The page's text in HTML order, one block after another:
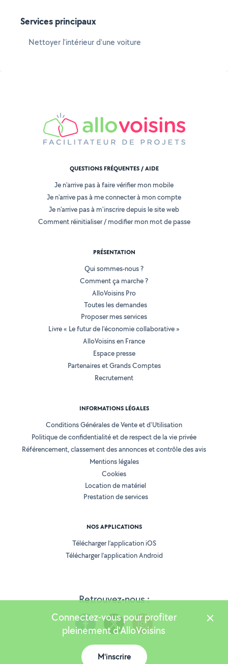
Services principaux
Nettoyer l'intérieur d'une voiture
Retrouvez-nous :
QUESTIONS FRÉQUENTES / AIDE
Je n'arrive pas à faire vérifier mon mobile
Je n'arrive pas à me connecter à mon compte
Je n'arrive pas à m'inscrire depuis le site web
Comment réinitialiser / modifier mon mot de passe
PRÉSENTATION
Qui sommes-nous ?
Comment ça marche ?
AlloVoisins Pro
Toutes les demandes
Proposer mes services
Livre « Le futur de l'économie collaborative »
AlloVoisins en France
Espace presse
Partenaires et Grands Comptes
Recrutement
INFORMATIONS LÉGALES
Conditions Générales de Vente et d'Utilisation
Politique de confidentialité et de respect de la vie privée
Référencement, classement des annonces et contrôle des avis
Mentions légales
Cookies
Location de matériel
Prestation de services
NOS APPLICATIONS
Télécharger l’application iOS
Télécharger l’application Android
Version 25.5.3
Connectez-vous pour profiter
pleinement d'AlloVoisins
M'inscrire